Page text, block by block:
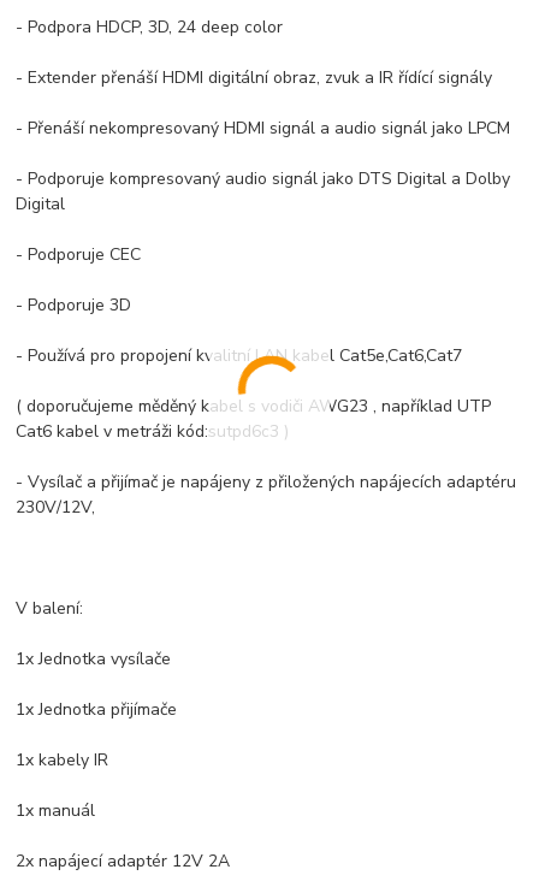
- Podpora HDCP, 3D, 24 deep color
- Extender přenáší HDMI digitální obraz, zvuk a IR řídící signály
- Přenáší nekompresovaný HDMI signál a audio signál jako LPCM
- Podporuje kompresovaný audio signál jako DTS Digital a Dolby
Digital
- Podporuje CEC
- Podporuje 3D
- Používá pro propojení kvalitní LAN kabel Cat5e,Cat6,Cat7
( doporučujeme měděný kabel s vodiči AWG23 , například UTP
Cat6 kabel v metráži kód:sutpd6c3 )
- Vysílač a přijímač je napájeny z přiložených napájecích adaptéru
230V/12V,
V balení:
1x Jednotka vysílače
1x Jednotka přijímače
1x kabely IR
1x manuál
2x napájecí adaptér 12V 2A